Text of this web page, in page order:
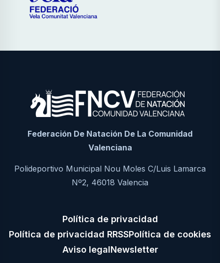
Federación De Natación De La Comunidad
Valenciana
Polideportivo Municipal Nou Moles C/Luis Lamarca
Nº2, 46018 Valencia
Política de privacidad
Política de privacidad RRSSPolítica de cookies
Aviso legalNewsletter